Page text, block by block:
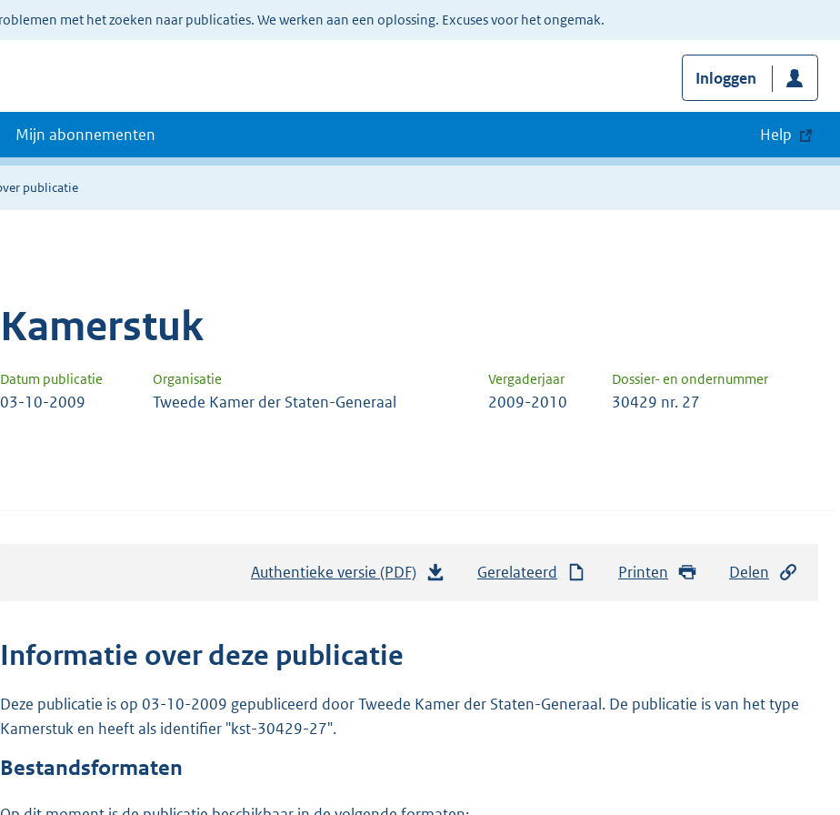
met het zoeken naar publicaties. We werken aan een oplossing. Excuses voor het ongemak.
Inloggen
Mijn abonnementen Help
publicatie
Kamerstuk
Datum publicatie Organisatie Vergaderjaar Dossier- en ondernummer
03-10-2009 Tweede Kamer der Staten-Generaal 2009-2010 30429 nr. 27
Authentieke versie (PDF)
n
Gerelateerd Printen Delen
Informatie over deze publicatie
Deze publicatie is op 03-10-2009 gepubliceerd door Tweede Kamer der Staten-Generaal. De publicatie is van het type
Kamerstuk en heeft als identifier "kst-30429-27".
Bestandsformaten